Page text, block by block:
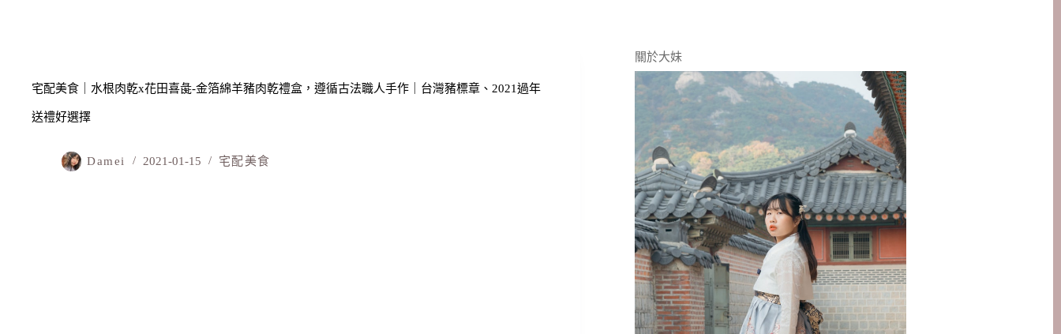
宅配美食｜水根肉乾x花田喜彘-金箔綿羊豬肉乾禮盒，遵循古法職人手作｜台灣豬標章、2021過年
送禮好選擇
Damei 2021-01-15 宅配美食
關於大妹